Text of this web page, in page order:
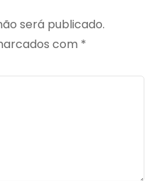
será publicado.
com *